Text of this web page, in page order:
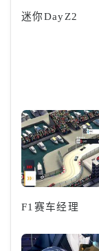
迷你DayZ2
F1赛车经理